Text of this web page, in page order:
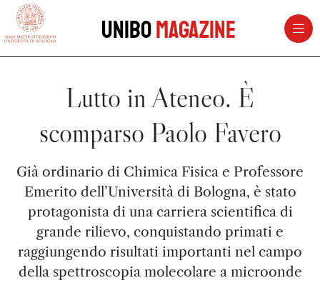
vai al contenuto della pagina
UniboMagazine
Lutto in Ateneo. È
scomparso Paolo Favero
Già ordinario di Chimica Fisica e Professore
Emerito dell’Università di Bologna, è stato
protagonista di una carriera scientifica di
grande rilievo, conquistando primati e
raggiungendo risultati importanti nel campo
della spettroscopia molecolare a microonde